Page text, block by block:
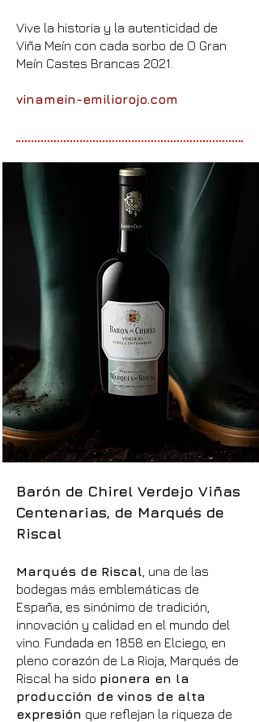
Vive la historia y la autenticidad de
Viña Meín con cada sorbo de O Gran
Meín Castes Brancas 2021.
vinamein-emiliorojo.com
Barón de Chirel Verdejo Viñas
Centenarias, de Marqués de
Riscal
Marqués de Riscal , una de las
bodegas más emblemáticas de
España, es sinónimo de tradición,
innovación y calidad en el mundo del
vino. Fundada en 1858 en Elciego, en
pleno corazón de La Rioja, Marqués de
Riscal ha sido pionera en la
producción de vinos de alta
expresión que reflejan la riqueza de